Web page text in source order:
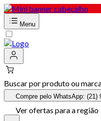
Menu
Buscar por produto ou
Compre pelo WhatsApp: (21)
Ver ofertas para a região